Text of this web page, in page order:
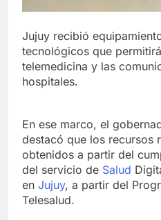
Jujuy recibió
tecnológicos que
telemedicina y las
hospitales.
En ese marco, el
destacó que los recursos
obtenidos a partir del
del servicio de Salud
en Jujuy, a partir del
Telesalud.